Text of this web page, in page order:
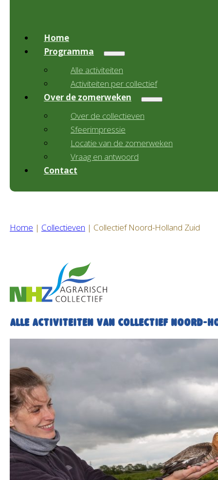
Home
Programma
Alle activiteiten
Activiteiten per collectief
Over de zomerweken
Over de collectieven
Sfeerimpressie
Locatie van de zomerweken
Vraag en antwoord
Contact
Home | Collectieven | Collectief Noord-Holland Zuid
Alle activiteiten van Collectief Noord-